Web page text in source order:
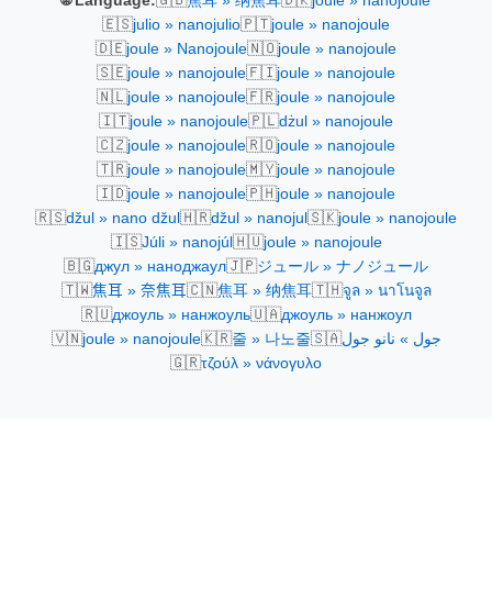
🇪🇸julio » nanojulio🇵🇹joule » nanojoule
🇩🇪joule » Nanojoule🇳🇴joule » nanojoule
🇸🇪joule » nanojoule🇫🇮joule » nanojoule
🇳🇱joule » nanojoule🇫🇷joule » nanojoule
🇮🇹joule » nanojoule🇵🇱dżul » nanojoule
🇨🇿joule » nanojoule🇷🇴joule » nanojoule
🇹🇷joule » nanojoule🇲🇾joule » nanojoule
🇮🇩joule » nanojoule🇵🇭joule » nanojoule
🇷🇸džul » nano džul 🇭🇷džul » nanojul 🇸🇰joule » nanojoule
🇮🇸Júli » nanojúl 🇭🇺joule » nanojoule
🇧🇬джул » наноджаул🇯🇵ジュール » ナノジュール
🇹🇼焦耳 » 奈焦耳 🇨🇳焦耳 » 纳焦耳🇹🇭จูล » นาโนจูล
🇷🇺джоуль » нанжоуль🇺🇦джоуль » нанжоул
🇻🇳joule » nanojoule🇰🇷줄 » 나노줄🇸🇦جول » نانو جول
🇬🇷τζούλ » νάνoγυλο